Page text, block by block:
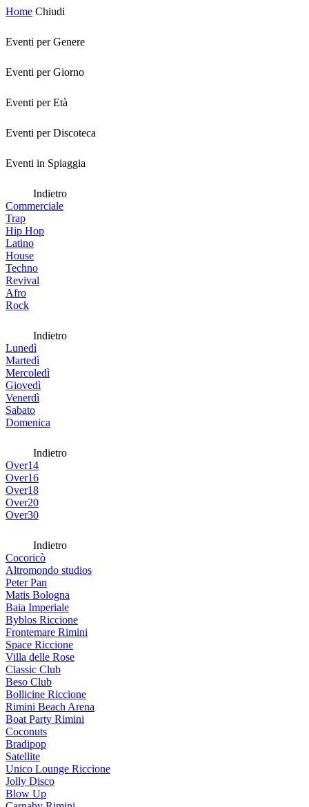
Home Chiudi
Eventi per Genere
Eventi per Giorno
Eventi per Età
Eventi per Discoteca
Eventi in Spiaggia
Indietro
Commerciale
Trap
Hip Hop
Latino
House
Techno
Revival
Afro
Rock
Indietro
Lunedì
Martedì
Mercoledì
Giovedì
Venerdì
Sabato
Domenica
Indietro
Over14
Over16
Over18
Over20
Over30
Indietro
Cocoricò
Altromondo studios
Peter Pan
Matis Bologna
Baia Imperiale
Byblos Riccione
Frontemare Rimini
Space Riccione
Villa delle Rose
Classic Club
Beso Club
Bollicine Riccione
Rimini Beach Arena
Boat Party Rimini
Coconuts
Bradipop
Satellite
Unico Lounge Riccione
Jolly Disco
Blow Up